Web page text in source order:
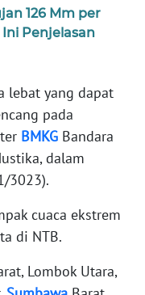
126 Mm per
Ini Penjelasan
lebat yang dapat
pada
BMKG Bandara
dalam
3023).
cuaca ekstrem
di NTB.
Lombok Utara,